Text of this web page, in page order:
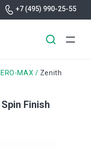
+7 (495) 990-25-55
MAX
Zenith
Finish